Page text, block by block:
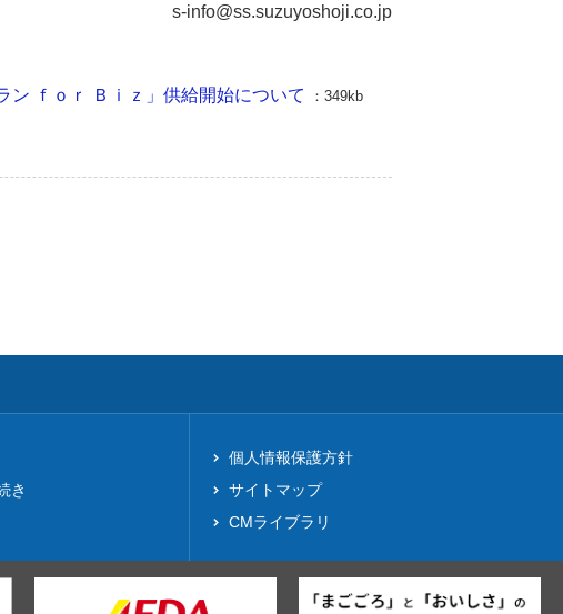
s-info@ss.suzuyoshoji.co.jp
ン ｆｏｒ Ｂｉｚ」供給開始について ：349kb
き
個人情報保護方針
サイトマップ
CMライブラリ